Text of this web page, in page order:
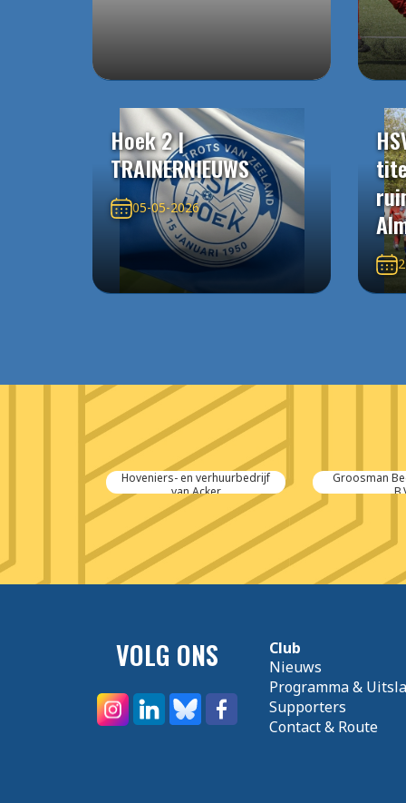
Hoek 2 |
TRAINERNIEUWS
05-05-2026
Hoveniers- en verhuurbedrijf
van Acker
Groosman
VOLG ONS
Club
Nieuws
Programma &
Supporters
Contact & Route